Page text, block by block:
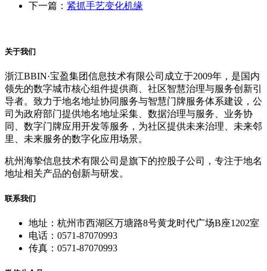
下一篇： 紧抓手艺变化机缘
关于我们
浙江BBIN·宝盈集团信息技术有限公司成立于2009年，是国内
领先的数字城市核心组件提供商、社区智慧治理与服务创新引
导者。致力于地名地址协同服务与智慧门牌服务体系建设，公
司为政府部门提供地名地址采集、数据治理与服务、业务协
同、数字门牌应用开发等服务，为社区提供未来治理、未来邻
里、未来服务的数字化应用场景。
杭州海挚信息技术有限公司是旗下的控股子公司，专注于地名
地址相关产品的创新与研发。
联系我们
地址：杭州市西湖区万塘路8号黄龙时代广场B座1202室
电话：0571-87070993
传真：0571-87070993